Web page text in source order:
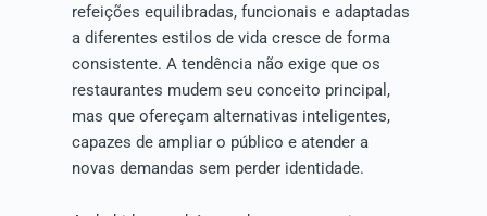
refeições equilibradas, funcionais e adaptadas
a diferentes estilos de vida cresce de forma
consistente. A tendência não exige que os
restaurantes mudem seu conceito principal,
mas que ofereçam alternativas inteligentes,
capazes de ampliar o público e atender a
novas demandas sem perder identidade.